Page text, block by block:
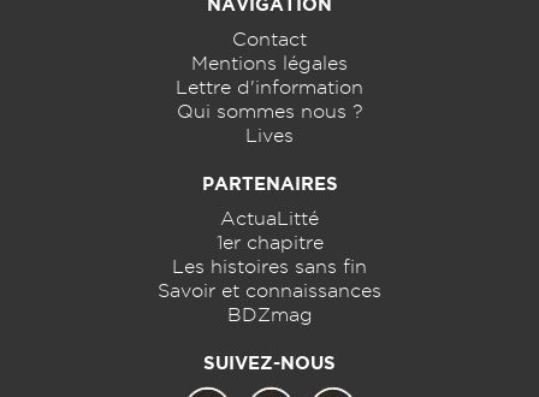
NAVIGATION
Contact
Mentions légales
Lettre d'information
Qui sommes nous ?
Lives
PARTENAIRES
ActuaLitté
1er chapitre
Les histoires sans fin
Savoir et connaissances
BDZmag
SUIVEZ-NOUS